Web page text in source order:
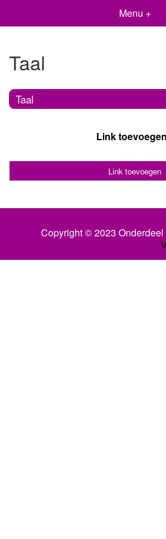
Menu +
Taal
Taal
Link toevoegen
Link toevoegen
Copyright © 2023 Onderdeel